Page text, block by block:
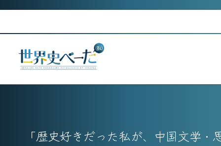
歴史好きだった私が、中国文学・